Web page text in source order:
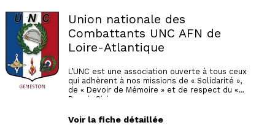
Union nationale des
Combattants UNC AFN de
Loire-Atlantique
L’UNC est une association ouverte à tous ceux
qui adhèrent à nos missions de « Solidarité »,
de « Devoir de Mémoire » et de respect du «
Devoir Civique ».
Elle accueille désormais d’autres personnes
Voir la fiche détaillée